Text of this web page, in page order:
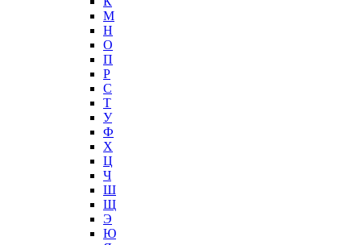
М
Н
О
П
Р
С
Т
У
Ф
Х
Ц
Ч
Ш
Щ
Э
Ю